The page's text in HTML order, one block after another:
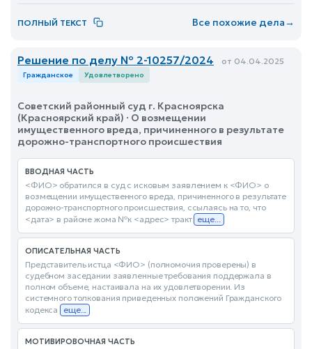
ПОЛНЫЙ ТЕКСТ Все похожие дела→
Решение по делу № 2-10257/2024 от 04.04.2025
Гражданское Удовлетворено
Советский районный суд г. Красноярска
(Красноярский край) · О возмещении
имущественного вреда, причиненного в результате
дорожно-транспортного происшествия
ВВОДНАЯ ЧАСТЬ
<ФИО> обратился в суд с исковым заявлением к <ФИО> о
возмещении имущественного вреда, причиненного в результате
дорожно-транспортного происшествия, ссылаясь на то, что
<дата> в районе жома №к <адрес> тракт еще...
ОПИСАТЕЛЬНАЯ ЧАСТЬ
Представитель истца <ФИО> (полномочия проверены) в
судебном заседании заявленные требования поддержала в
полном объеме, настаивала на их удовлетворении. Из
системного толкования приведенных положений Гражданского
кодекса еще...
МОТИВИРОВОЧНАЯ ЧАСТЬ